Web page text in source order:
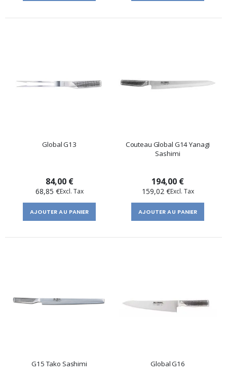
Global G13
84,00 €
68,85 €
AJOUTER AU PANIER
Couteau Global G14 Yanagi
Sashimi
194,00 €
159,02 €
AJOUTER AU PANIER
G15 Tako Sashimi Global G16